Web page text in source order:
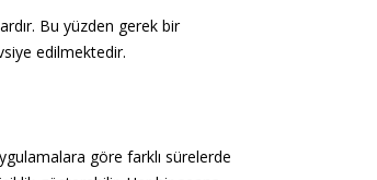
Bu yüzden gerek bir
edilmektedir.
göre farklı sürelerde